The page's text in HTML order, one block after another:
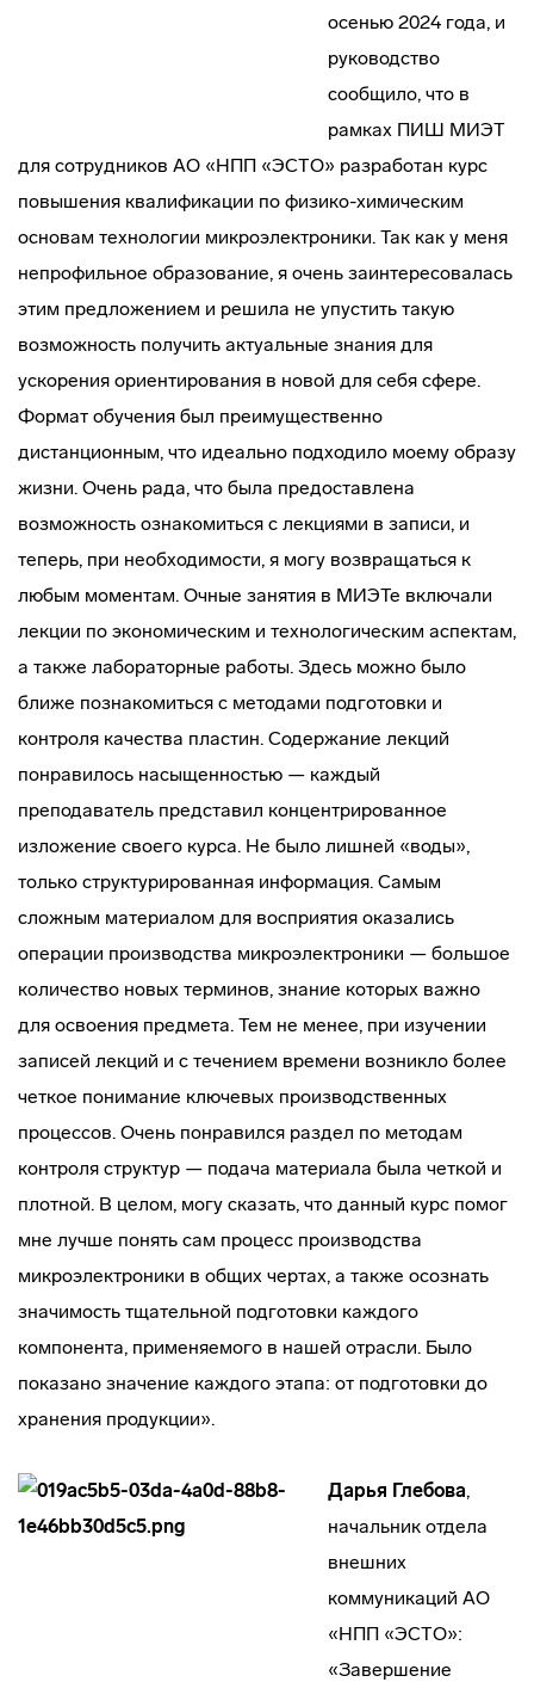
осенью 2024 года, и
руководство
сообщило, что в
рамках ПИШ МИЭТ
для сотрудников АО «НПП «ЭСТО» разработан курс
повышения квалификации по физико-химическим
основам технологии микроэлектроники. Так как у меня
непрофильное образование, я очень заинтересовалась
этим предложением и решила не упустить такую
возможность получить актуальные знания для
ускорения ориентирования в новой для себя сфере.
Формат обучения был преимущественно
дистанционным, что идеально подходило моему образу
жизни. Очень рада, что была предоставлена
возможность ознакомиться с лекциями в записи, и
теперь, при необходимости, я могу возвращаться к
любым моментам. Очные занятия в МИЭТе включали
лекции по экономическим и технологическим аспектам,
а также лабораторные работы. Здесь можно было
ближе познакомиться с методами подготовки и
контроля качества пластин. Содержание лекций
понравилось насыщенностью — каждый
преподаватель представил концентрированное
изложение своего курса. Не было лишней «воды»,
только структурированная информация. Самым
сложным материалом для восприятия оказались
операции производства микроэлектроники — большое
количество новых терминов, знание которых важно
для освоения предмета. Тем не менее, при изучении
записей лекций и с течением времени возникло более
четкое понимание ключевых производственных
процессов. Очень понравился раздел по методам
контроля структур — подача материала была четкой и
плотной. В целом, могу сказать, что данный курс помог
мне лучше понять сам процесс производства
микроэлектроники в общих чертах, а также осознать
значимость тщательной подготовки каждого
компонента, применяемого в нашей отрасли. Было
показано значение каждого этапа: от подготовки до
хранения продукции».
Дарья Глебова,
начальник отдела
внешних
коммуникаций АО
«НПП «ЭСТО»:
«Завершение